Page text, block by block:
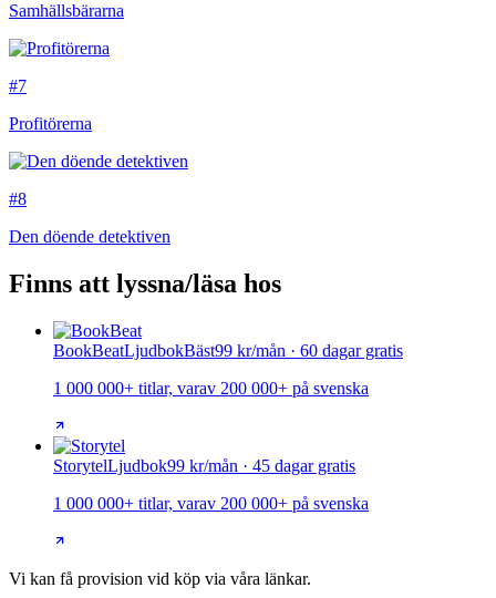
Samhällsbärarna
#7
Profitörerna
#8
Den döende detektiven
Finns att lyssna/läsa hos
BookBeatLjudbokBäst99 kr/mån · 60 dagar gratis
1 000 000+ titlar, varav 200 000+ på svenska
StorytelLjudbok99 kr/mån · 45 dagar gratis
1 000 000+ titlar, varav 200 000+ på svenska
Vi kan få provision vid köp via våra länkar.